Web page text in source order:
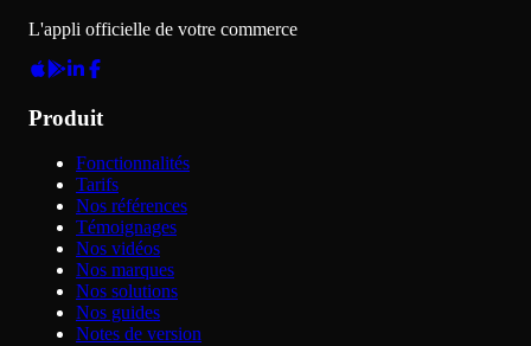
L'appli officielle de votre commerce
Produit
Fonctionnalités
Tarifs
Nos références
Témoignages
Nos vidéos
Nos marques
Nos solutions
Nos guides
Notes de version